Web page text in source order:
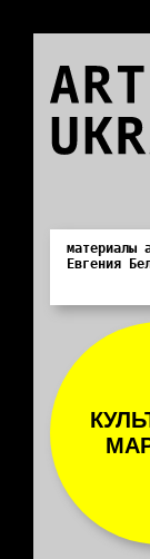
ART
материалы
Евгения